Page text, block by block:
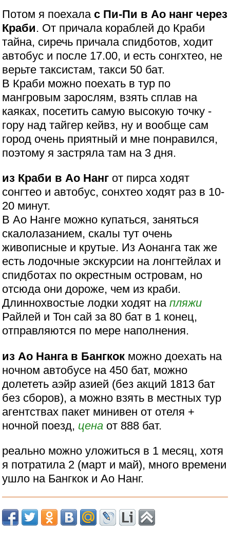
Потом я поехалас Пи-Пи в Ао нанг через
Краби. От причала кораблей до Краби
тайна, сиречь причала спидботов, ходит
автобус и после 17.00, и есть сонгхтео, не
верьте таксистам, такси 50 бат.
В Краби можно поехать в тур по
мангровым зарослям, взять сплав на
каяках, посетить самую высокую точку -
гору над тайгер кейвз, ну и вообще сам
город очень приятный и мне понравился,
поэтому я застряла там на 3 дня.
из Краби в Ао Нанг от пирса ходят
сонгтео и автобус, сонхтео ходят раз в 10-
20 минут.
В Ао Нанге можно купаться, заняться
скалолазанием, скалы тут очень
живописные и крутые. Из Аонанга так же
есть лодочные экскурсии на лонгтейлах и
спидботах по окрестным островам, но
отсюда они дороже, чем из краби.
Длиннохвостые лодки ходят напляжи
Райлей и Тон сай за 80 бат в 1 конец,
отправляются по мере наполнения.
из Ао Нанга в Бангкок можно доехать на
ночном автобусе на 450 бат, можно
долететь аэйр азией (без акций 1813 бат
без сборов), а можно взять в местных тур
агентствах пакет минивен от отеля +
ночной поезд, цена от 888 бат.
реально можно уложиться в 1 месяц, хотя
я потратила 2 (март и май), много времени
ушло на Бангкок и Ао Нанг.